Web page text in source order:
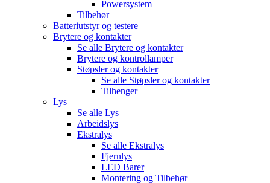
Powersystem
Tilbehør
Batteriutstyr og testere
Brytere og kontakter
Se alle Brytere og kontakter
Brytere og kontrollamper
Støpsler og kontakter
Se alle Støpsler og kontakter
Tilhenger
Lys
Se alle Lys
Arbeidslys
Ekstralys
Se alle Ekstralys
Fjernlys
LED Barer
Montering og Tilbehør